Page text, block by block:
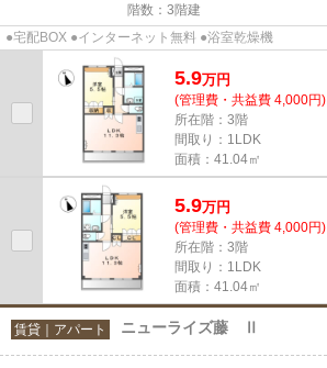
階数：3階建
●宅配BOX ●インターネット無料 ●浴室乾燥機
5.9万円
(管理費・共益費 4,000円)
所在階：3階
間取り：1LDK
面積：41.04㎡
5.9万円
(管理費・共益費 4,000円)
所在階：3階
間取り：1LDK
面積：41.04㎡
賃貸｜アパート ニューライズ藤 Ⅱ